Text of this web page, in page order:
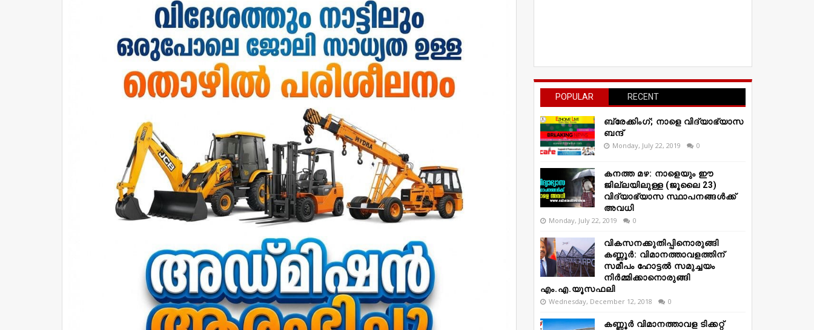
POPULAR RECENT
ബ്രേക്കിംഗ്; നാളെ വിദ്യാഭ്യാസ
ബന്ദ്
Monday, July 22, 2019 0
കനത്ത മഴ: നാളെയും ഈ
ജില്ലയിലുള്ള (ജൂലൈ 23)
വിദ്യാഭ്യാസ സ്ഥാപനങ്ങൾക്ക്
അവധി
Monday, July 22, 2019 0
വികസനക്കുതിപ്പിനൊരുങ്ങി
കണ്ണൂർ: വിമാനത്താവളത്തിന്
സമീപം ഹോട്ടൽ സമുച്ചയം
നിർമ്മിക്കാനൊരുങ്ങി
എം.എ.യൂസഫലി
Wednesday, December 12, 2018 0
കണ്ണൂർ വിമാനത്താവള ടിക്കറ്റ്